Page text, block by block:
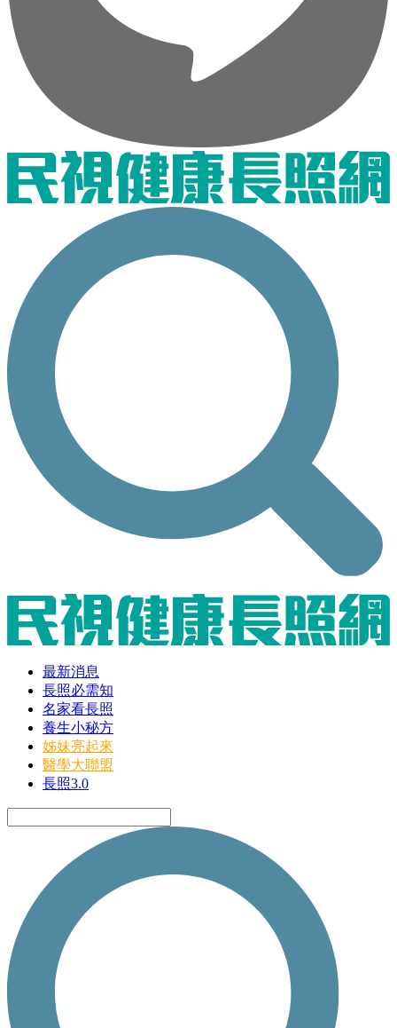
最新消息
長照必需知
名家看長照
養生小秘方
姊妹亮起來
醫學大聯盟
長照3.0